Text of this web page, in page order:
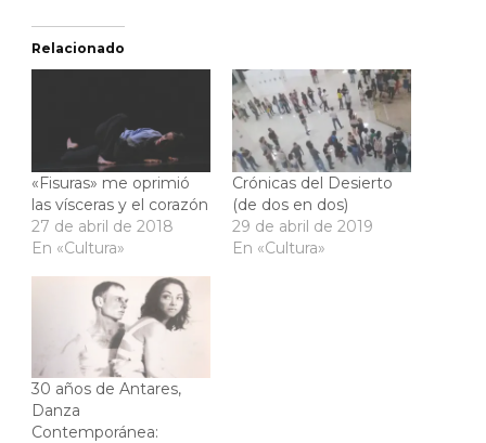
Relacionado
«Fisuras» me oprimió
las vísceras y el corazón
27 de abril de 2018
En «Cultura»
Crónicas del Desierto
(de dos en dos)
29 de abril de 2019
En «Cultura»
30 años de Antares,
Danza
Contemporánea: